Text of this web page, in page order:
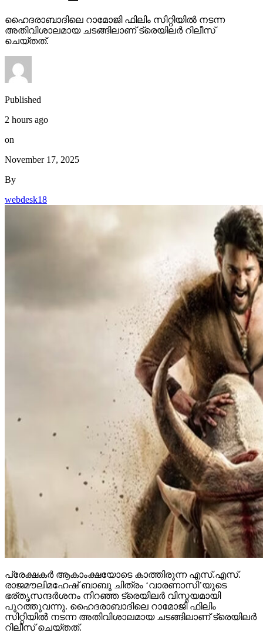
ഹൈദരാബാദിലെ റാമോജി ഫിലിം സിറ്റിയില്‍ നടന്ന
അതിവിശാലമായ ചടങ്ങിലാണ് ട്രെയിലര്‍ റിലീസ്
ചെയ്തത്.
Published
2 hours ago
on
November 17, 2025
By
webdesk18
പ്രേക്ഷകര്‍ ആകാംക്ഷയോടെ കാത്തിരുന്ന എസ്.എസ്.
രാജമൗലിമഹേഷ് ബാബു ചിത്രം ‘വാരണാസി’യുടെ
ഭര്തൃസന്ദര്‍ശനം നിറഞ്ഞ ട്രെയിലര്‍ വിസ്മയമായി
പുറത്തുവന്നു. ഹൈദരാബാദിലെ റാമോജി ഫിലിം
സിറ്റിയില്‍ നടന്ന അതിവിശാലമായ ചടങ്ങിലാണ് ട്രെയിലര്‍
റിലീസ് ചെയ്തത്.